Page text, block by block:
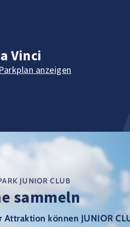
Vinci
anzeigen
JUNIOR CLUB
sammeln
Attraktion können JUNIOR